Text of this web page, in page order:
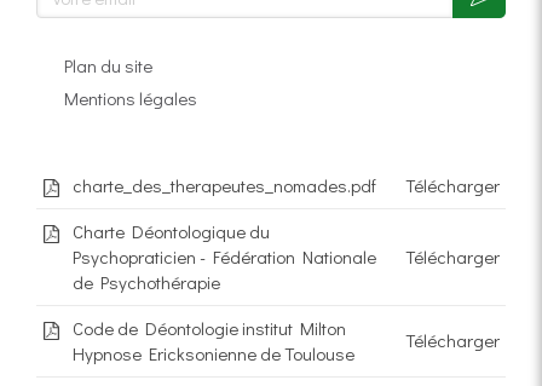
Plan du site
Mentions légales
charte_des_therapeutes_nomades.pdf
Télécharger
Charte Déontologique du
Psychopraticien - Fédération Nationale
de Psychothérapie
Télécharger
Code de Déontologie institut Milton
Hypnose Ericksonienne de Toulouse
Télécharger